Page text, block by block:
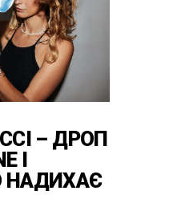
– ДРОП
І
НАДИХАЄ